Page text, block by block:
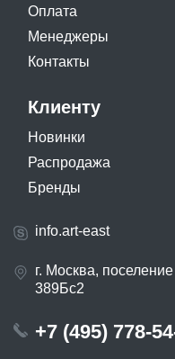
Оплата
Менеджеры
Контакты
Клиенту
Новинки
Распродажа
Бренды
info.art-east
г. Москва,
389Бс2
+7 (495) 778-